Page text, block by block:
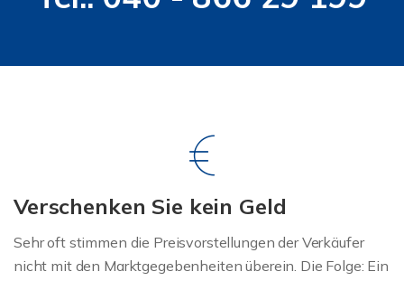
Verschenken Sie kein Geld
Sehr oft stimmen die Preisvorstellungen der Verkäufer
nicht mit den Marktgegebenheiten überein. Die Folge: Ein